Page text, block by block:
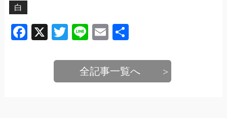
白
Facebook
X TwitterLineEmail
全記事一覧へ